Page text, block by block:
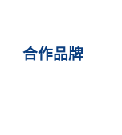
合作品牌